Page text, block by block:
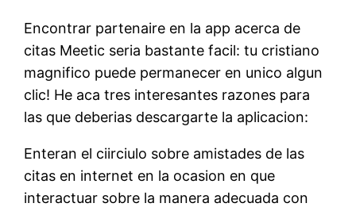
Encontrar partenaire en la app acerca de
citas Meetic seri­a bastante facil: tu cristiano
magnifico puede permanecer en unico algun
clic! He aca tres interesantes razones para
las que deberias descargarte la aplicacion:
Enteran el ciirciulo sobre amistades de las
citas en internet en la ocasion en que
interactuar sobre la manera adecuada con